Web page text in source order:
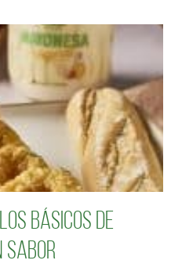
básicos de
sabor